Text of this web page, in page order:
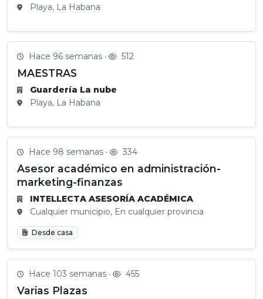
Playa, La Habana
Hace 96 semanas · 512
MAESTRAS
Guardería La nube
Playa, La Habana
Hace 98 semanas · 334
Asesor académico en administración-
marketing-finanzas
INTELLECTA ASESORÍA ACADÉMICA
Cualquier municipio, En cualquier provincia
Desde casa
Hace 103 semanas · 455
Varias Plazas